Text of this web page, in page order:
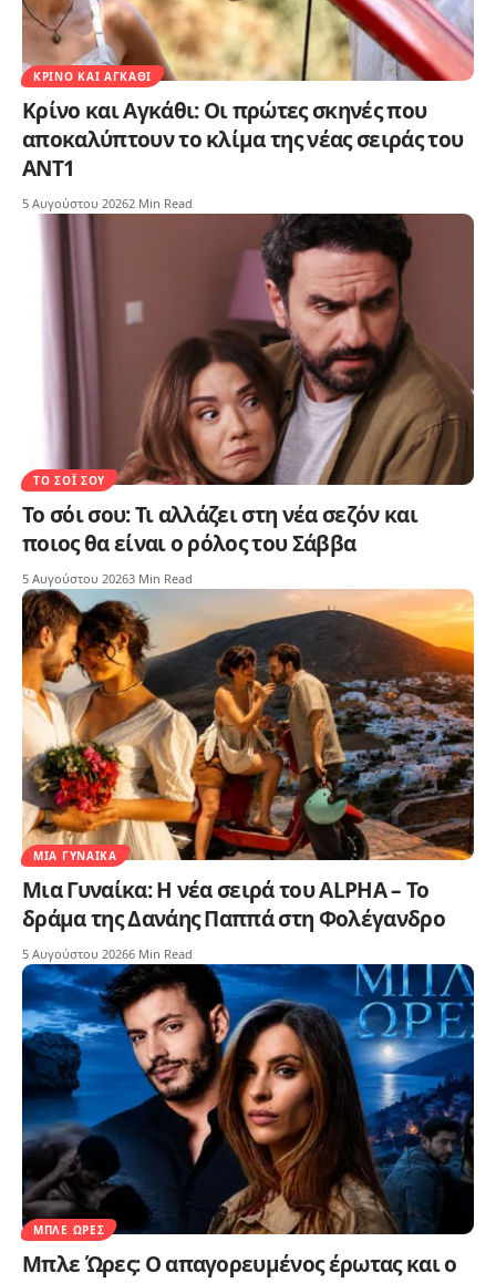
ΚΡΊΝΟ ΚΑΙ ΑΓΚΆΘΙ
Κρίνο και Αγκάθι: Οι πρώτες σκηνές που
αποκαλύπτουν το κλίμα της νέας σειράς του
ΑΝΤ1
5 Αυγούστου 20262 Min Read
ΤΟ ΣΌΙ ΣΟΥ
Το σόι σου: Τι αλλάζει στη νέα σεζόν και
ποιος θα είναι ο ρόλος του Σάββα
5 Αυγούστου 20263 Min Read
ΜΙΑ ΓΥΝΑΊΚΑ
Μια Γυναίκα: Η νέα σειρά του ALPHA – Το
δράμα της Δανάης Παππά στη Φολέγανδρο
5 Αυγούστου 20266 Min Read
ΜΠΛΕ ΏΡΕΣ
Μπλε Ώρες: Ο απαγορευμένος έρωτας και ο